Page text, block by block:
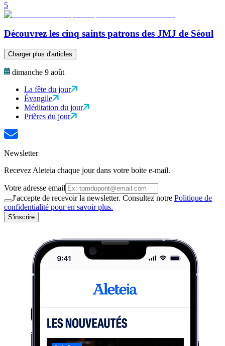
5
Découvrez les cinq saints patrons des JMJ de Séoul
Charger plus d'articles
dimanche 9 août
La fête du jour
Évangile
Méditation du jour
Prières du jour
Newsletter
Recevez Aleteia chaque jour dans votre boite e-mail.
Votre adresse email
J'accepte de recevoir la newsletter. Consultez notre Politique de
confidentialité pour en savoir plus.
S'inscrire